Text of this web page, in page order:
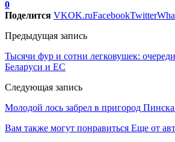
0
Поделится VKOK.ruFacebookTwitter
Предыдущая запись
Тысячи фур и сотни легковушек:
Беларуси и ЕС
Следующая запись
Молодой лось забрел в пригород
Вам также могут понравиться Еще от